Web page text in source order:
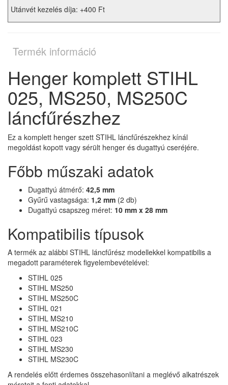
Utánvét kezelés díja: +400 Ft
Termék információ
Henger komplett STIHL
025, MS250, MS250C
láncfűrészhez
Ez a komplett henger szett STIHL láncfűrészekhez kínál
megoldást kopott vagy sérült henger és dugattyú cseréjére.
Főbb műszaki adatok
Dugattyú átmérő: 42,5 mm
Gyűrű vastagsága: 1,2 mm (2 db)
Dugattyú csapszeg méret: 10 mm x 28 mm
Kompatibilis típusok
A termék az alábbi STIHL láncfűrész modellekkel kompatibilis a
megadott paraméterek figyelembevételével:
STIHL 025
STIHL MS250
STIHL MS250C
STIHL 021
STIHL MS210
STIHL MS210C
STIHL 023
STIHL MS230
STIHL MS230C
A rendelés előtt érdemes összehasonlítani a meglévő alkatrészek